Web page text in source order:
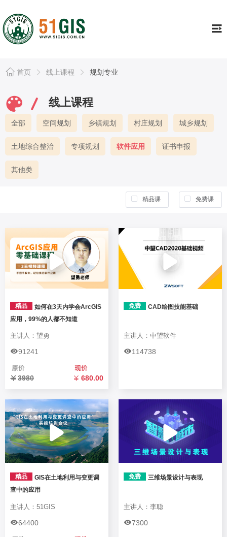
工具 Tools
证书专栏
行业资讯 Information
公司简介
Usercenter
首页 线上课程 规划专业
线上课程
全部 空间规划 乡镇规划 村庄规划 城乡规划
土地综合整治 专项规划 软件应用 证书申报
其他类
精品课 免费课
精品
如何在3天内学会ArcGIS
应用，99%的人都不知道
主讲人：望勇
91241
3980 680.00
免费 CAD绘图技能基础
主讲人：中望软件
114738
精品
GIS在土地利用与变更调
查中的应用
主讲人：51GIS
64400
免费 三维场景设计与表现
主讲人：李聪
7300